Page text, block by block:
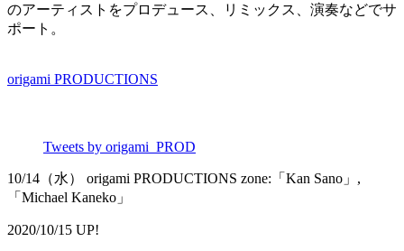
のアーティストをプロデュース、リミックス、演奏などでサ
ポート。
origami PRODUCTIONS
Tweets by origami_PROD
10/14（水） origami PRODUCTIONS zone:「Kan Sano」,
「Michael Kaneko」
2020/10/15 UP!